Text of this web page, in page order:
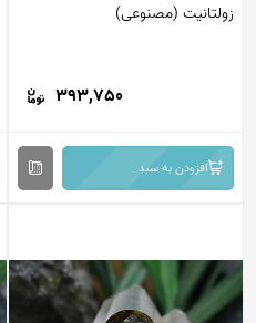
زولتانیت (مصنوعی)
393,750
افزودن به سبد